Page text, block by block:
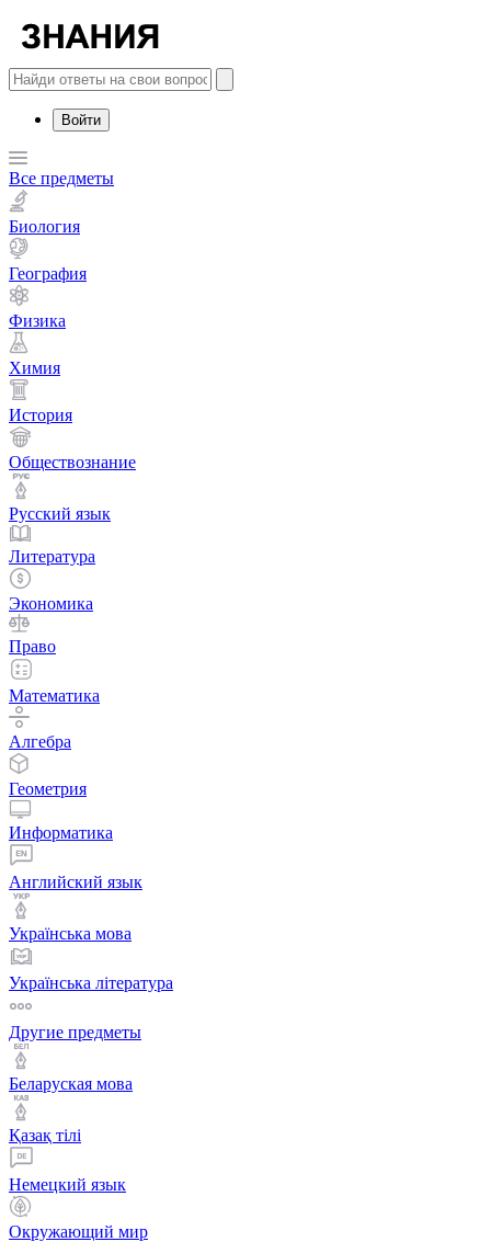
Войти
Все предметы
Биология
География
Физика
Химия
История
Обществознание
Русский язык
Литература
Экономика
Право
Математика
Алгебра
Геометрия
Информатика
Английский язык
Українська мова
Українська література
Другие предметы
Беларуская мова
Қазақ тiлi
Немецкий язык
Окружающий мир